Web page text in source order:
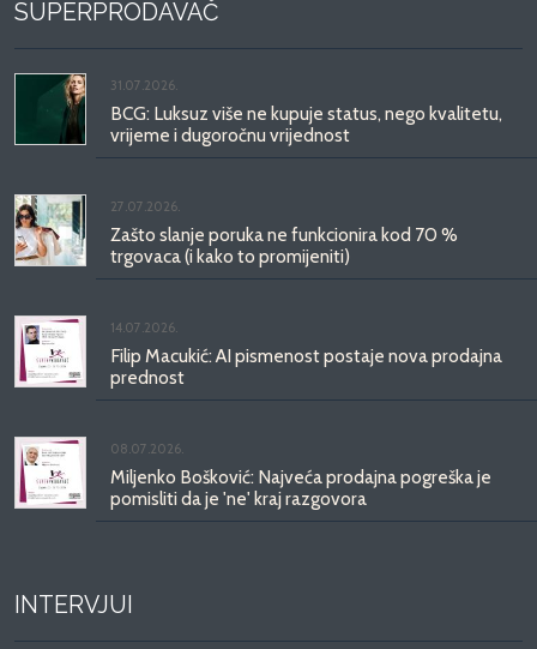
SUPERPRODAVAČ
31.07.2026.
BCG: Luksuz više ne kupuje status, nego kvalitetu,
vrijeme i dugoročnu vrijednost
27.07.2026.
Zašto slanje poruka ne funkcionira kod 70 %
trgovaca (i kako to promijeniti)
14.07.2026.
Filip Macukić: AI pismenost postaje nova prodajna
prednost
08.07.2026.
Miljenko Bošković: Najveća prodajna pogreška je
pomisliti da je 'ne' kraj razgovora
INTERVJUI